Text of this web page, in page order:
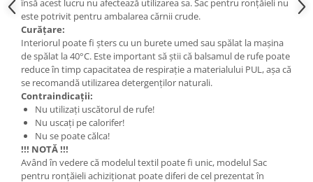
Produse zero waste
Săculeț de depozitare pentru pâine
Ambalaj cu ceară de albine pentru
alimente
Șervețel ecologic pentru sandiș
Săculeț pentru ronțăieli
Dischete cosmetice
Capac textil pentru vase și farfurii
Prosop de bucătărie "NU-hârtie"
însă acest lucru nu afectează utilizarea sa. Sac pentru ronțăieli nu
este potrivit pentru ambalarea cărnii crude.
Curățare:
Interiorul poate fi șters cu un burete umed sau spălat la mașina
de spălat la 40°C. Este important să știi că balsamul de rufe poate
reduce în timp capacitatea de respirație a materialului PUL, așa că
se recomandă utilizarea detergenților naturali.
Contraindicații:
Nu utilizați uscătorul de rufe!
Nu uscați pe calorifer!
Nu se poate călca!
!!! NOTĂ !!!
Având în vedere că modelul textil poate fi unic, modelul Sac
pentru ronțăieli achiziționat poate diferi de cel prezentat în